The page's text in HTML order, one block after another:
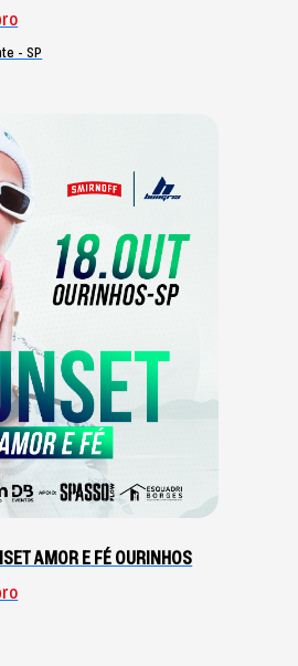
- SP
AMOR E FÉ OURINHOS